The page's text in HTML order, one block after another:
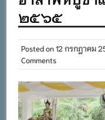
เทียนถวา
พระชนมพ
กรกฎาคม
เนื่องในวัน
กิจกรรม
ความปลอด
๒๕๖๕
Posted on12 กรกฎาคม
Comments